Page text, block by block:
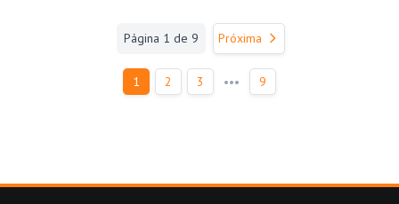
Página 1 de 9 Próxima
1 2 3 ••• 9